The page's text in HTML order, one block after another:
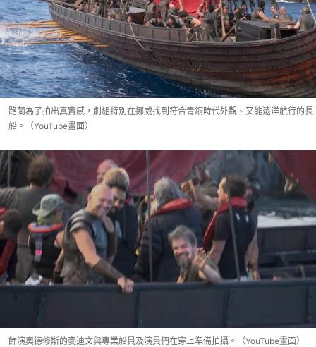
路蘭為了拍出真實感，劇組特別在挪威找到符合青銅時代外觀、又能遠洋航行的長
船。（YouTube畫面）
飾演奧德修斯的麥迪文與專業船員及演員們在穿上準備拍攝。（YouTube畫面）